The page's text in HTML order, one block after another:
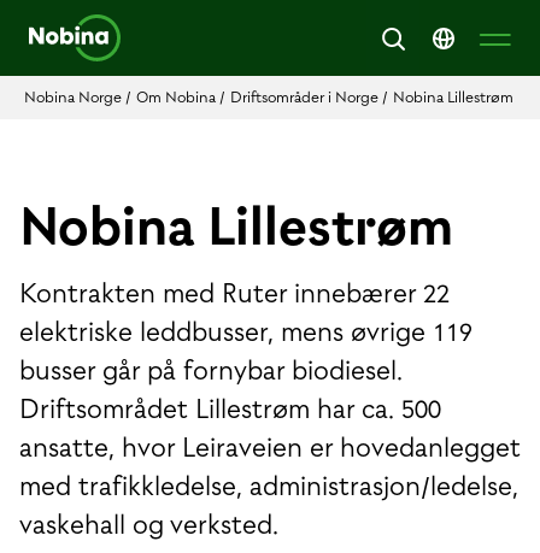
Nobina Norge / Om Nobina / Driftsområder i Norge / Nobina Lillestrøm
Nobina Lillestrøm
Kontrakten med Ruter innebærer 22
elektriske leddbusser, mens øvrige 119
busser går på fornybar biodiesel.
Driftsområdet Lillestrøm har ca. 500
ansatte, hvor Leiraveien er hovedanlegget
med trafikkledelse, administrasjon/ledelse,
vaskehall og verksted.